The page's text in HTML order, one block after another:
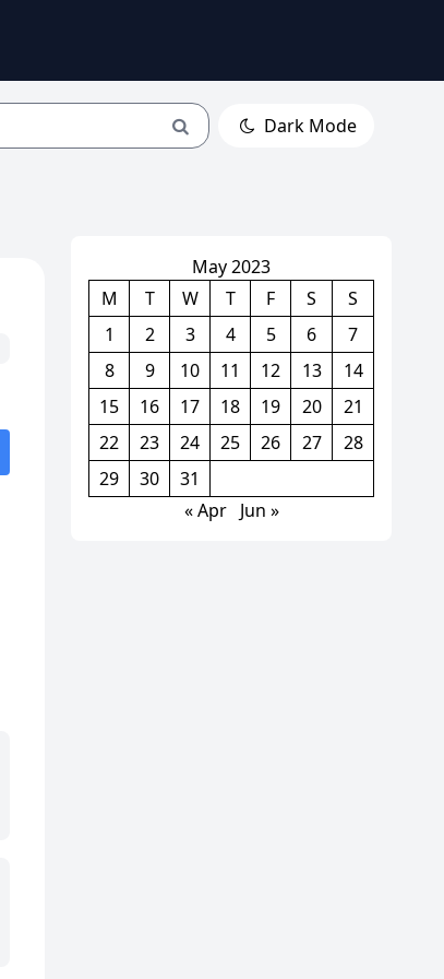
Dark Mode
May 2023
M
T W T F S
S
1
2 3 4 5 6
7
8
9 10 11 12 13
14
15
16 17 18 19 20
21
22
23 24 25 26 27
28
29
30
31
« Apr
Jun »